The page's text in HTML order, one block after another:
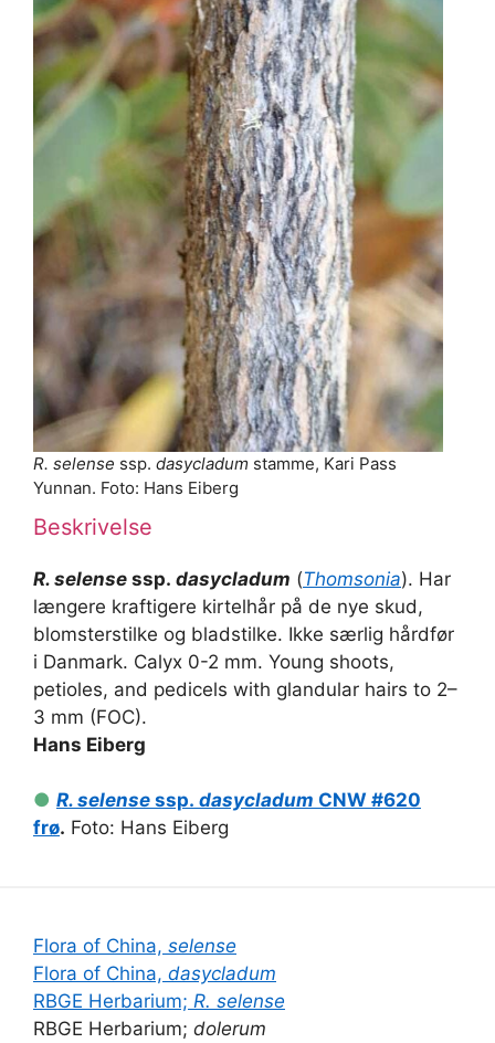
R. selense ssp. dasycladum stamme, Kari Pass
Yunnan. Foto: Hans Eiberg
Beskrivelse
R. selense ssp. dasycladum (Thomsonia). Har
længere kraftigere kirtelhår på de nye skud,
blomsterstilke og bladstilke. Ikke særlig hårdfør
i Danmark. Calyx 0-2 mm. Young shoots,
petioles, and pedicels with glandular hairs to 2–
3 mm (FOC).
Hans Eiberg
● R. selense ssp. dasycladum CNW #620
frø. Foto: Hans Eiberg
Flora of China, selense
Flora of China, dasycladum
RBGE Herbarium; R. selense
RBGE Herbarium; dolerum